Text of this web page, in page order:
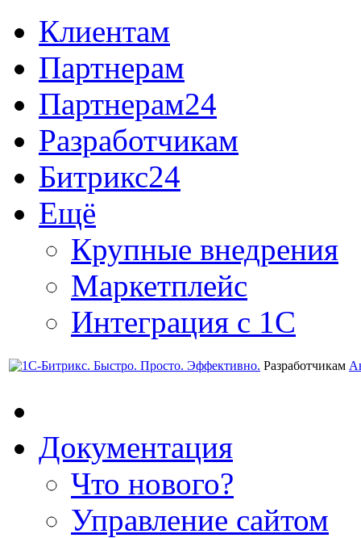
Клиентам
Партнерам
Партнерам24
Разработчикам
Битрикс24
Ещё
Крупные внедрения
Маркетплейс
Интеграция с 1С
Разработчикам
Документация
Что нового?
Управление сайтом